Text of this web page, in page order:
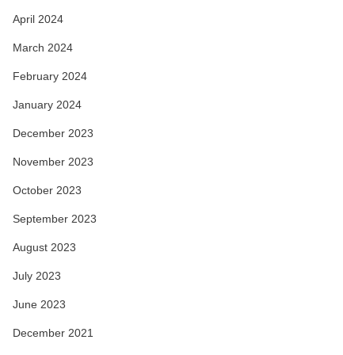
April 2024
March 2024
February 2024
January 2024
December 2023
November 2023
October 2023
September 2023
August 2023
July 2023
June 2023
December 2021